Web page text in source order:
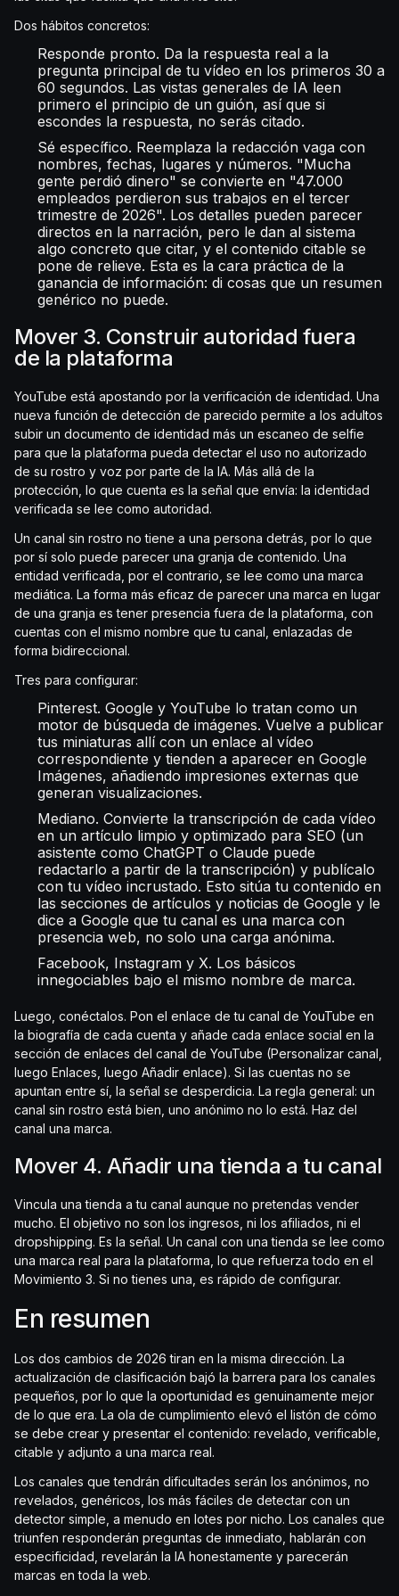
Dos hábitos concretos:
Responde pronto. Da la respuesta real a la
pregunta principal de tu vídeo en los primeros 30 a
60 segundos. Las vistas generales de IA leen
primero el principio de un guión, así que si
escondes la respuesta, no serás citado.
Sé específico. Reemplaza la redacción vaga con
nombres, fechas, lugares y números. "Mucha
gente perdió dinero" se convierte en "47.000
empleados perdieron sus trabajos en el tercer
trimestre de 2026". Los detalles pueden parecer
directos en la narración, pero le dan al sistema
algo concreto que citar, y el contenido citable se
pone de relieve. Esta es la cara práctica de la
ganancia de información: di cosas que un resumen
genérico no puede.
Mover 3. Construir autoridad fuera
de la plataforma
YouTube está apostando por la verificación de identidad. Una
nueva función de detección de parecido permite a los adultos
subir un documento de identidad más un escaneo de selfie
para que la plataforma pueda detectar el uso no autorizado
de su rostro y voz por parte de la IA. Más allá de la
protección, lo que cuenta es la señal que envía: la identidad
verificada se lee como autoridad.
Un canal sin rostro no tiene a una persona detrás, por lo que
por sí solo puede parecer una granja de contenido. Una
entidad verificada, por el contrario, se lee como una marca
mediática. La forma más eficaz de parecer una marca en lugar
de una granja es tener presencia fuera de la plataforma, con
cuentas con el mismo nombre que tu canal, enlazadas de
forma bidireccional.
Tres para configurar:
Pinterest. Google y YouTube lo tratan como un
motor de búsqueda de imágenes. Vuelve a publicar
tus miniaturas allí con un enlace al vídeo
correspondiente y tienden a aparecer en Google
Imágenes, añadiendo impresiones externas que
generan visualizaciones.
Mediano. Convierte la transcripción de cada vídeo
en un artículo limpio y optimizado para SEO (un
asistente como ChatGPT o Claude puede
redactarlo a partir de la transcripción) y publícalo
con tu vídeo incrustado. Esto sitúa tu contenido en
las secciones de artículos y noticias de Google y le
dice a Google que tu canal es una marca con
presencia web, no solo una carga anónima.
Facebook, Instagram y X. Los básicos
innegociables bajo el mismo nombre de marca.
Luego, conéctalos. Pon el enlace de tu canal de YouTube en
la biografía de cada cuenta y añade cada enlace social en la
sección de enlaces del canal de YouTube (Personalizar canal,
luego Enlaces, luego Añadir enlace). Si las cuentas no se
apuntan entre sí, la señal se desperdicia. La regla general: un
canal sin rostro está bien, uno anónimo no lo está. Haz del
canal una marca.
Mover 4. Añadir una tienda a tu canal
Vincula una tienda a tu canal aunque no pretendas vender
mucho. El objetivo no son los ingresos, ni los afiliados, ni el
dropshipping. Es la señal. Un canal con una tienda se lee como
una marca real para la plataforma, lo que refuerza todo en el
Movimiento 3. Si no tienes una, es rápido de configurar.
En resumen
Los dos cambios de 2026 tiran en la misma dirección. La
actualización de clasificación bajó la barrera para los canales
pequeños, por lo que la oportunidad es genuinamente mejor
de lo que era. La ola de cumplimiento elevó el listón de cómo
se debe crear y presentar el contenido: revelado, verificable,
citable y adjunto a una marca real.
Los canales que tendrán dificultades serán los anónimos, no
revelados, genéricos, los más fáciles de detectar con un
detector simple, a menudo en lotes por nicho. Los canales que
triunfen responderán preguntas de inmediato, hablarán con
especificidad, revelarán la IA honestamente y parecerán
marcas en toda la web.